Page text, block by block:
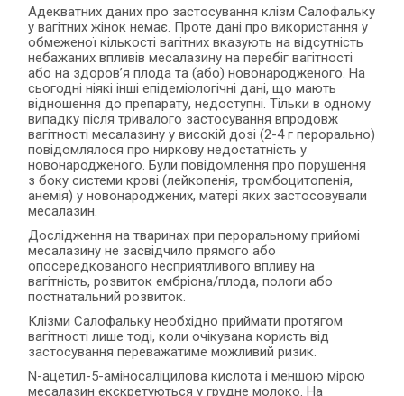
Адекватних даних про застосування клізм Салофальку
у вагітних жінок немає. Проте дані про використання у
обмеженої кількості вагітних вказують на відсутність
небажаних впливів месалазину на перебіг вагітності
або на здоров’я плода та (або) новонародженого. На
сьогодні ніякі інші епідеміологічні дані, що мають
відношення до препарату, недоступні. Тільки в одному
випадку після тривалого застосування впродовж
вагітності месалазину у високій дозі (2-4 г перорально)
повідомлялося про ниркову недостатність у
новонародженого. Були повідомлення про порушення
з боку системи крові (лейкопенія, тромбоцитопенія,
анемія) у новонароджених, матері яких застосовували
месалазин.
Дослідження на тваринах при пероральному прийомі
месалазину не засвідчило прямого або
опосередкованого несприятливого впливу на
вагітність, розвиток ембріона/плода, пологи або
постнатальний розвиток.
Клізми Салофальку необхідно приймати протягом
вагітності лише тоді, коли очікувана користь від
застосування переважатиме можливий ризик.
N-ацетил-5-аміносаліцилова кислота і меншою мірою
месалазин екскретуються у грудне молоко. На